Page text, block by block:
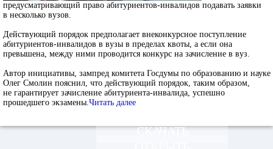
предусматривающий право абитуриентов-инвалидов подавать заявки
в несколько вузов.
Действующий порядок предполагает внеконкурсное поступление
абитуриентов-инвалидов в вузы в пределах квоты, а если она
превышена, между ними проводится конкурс на зачисление в вуз.
Автор инициативы, зампред комитета Госдумы по образованию и науке
Олег Смолин пояснил, что действующий порядок, таким образом,
не гарантирует зачисление абитуриента-инвалида, успешно
прошедшего экзамены. Читать далее
СКАЧАТЬ